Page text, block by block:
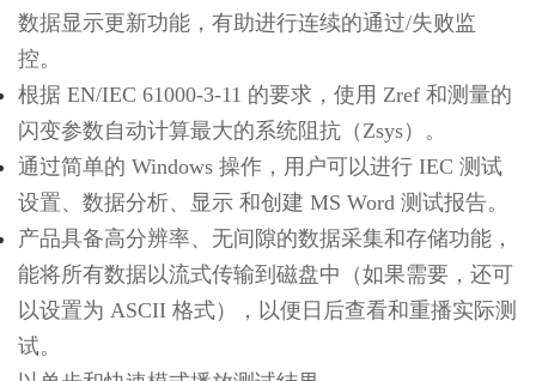
数据显示更新功能，有助进行连续的通过/失败监
控。
根据 EN/IEC 61000-3-11 的要求，使用 Zref 和测量的
闪变参数自动计算最大的系统阻抗（Zsys）。
通过简单的 Windows 操作，用户可以进行 IEC 测试
设置、数据分析、显示 和创建 MS Word 测试报告。
产品具备高分辨率、无间隙的数据采集和存储功能，
能将所有数据以流式传输到磁盘中（如果需要，还可
以设置为 ASCII 格式），以便日后查看和重播实际测
试。